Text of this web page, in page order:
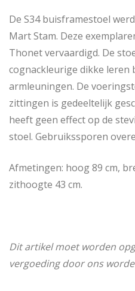
De S34 buisframestoel
Mart Stam. Deze
Thonet vervaardigd. De
cognackleurige dikke leren
armleuningen. De
zittingen is gedeeltelijk
heeft geen effect op de
stoel. Gebruikssporen
Afmetingen: hoog 89 cm,
zithoogte 43 cm.
Dit artikel moet worden
vergoeding door ons